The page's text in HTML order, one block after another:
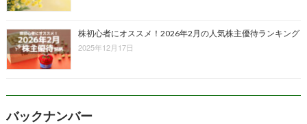
株初心者にオススメ！2026年2月の人気株主優待ランキング
2025年12月17日
バックナンバー